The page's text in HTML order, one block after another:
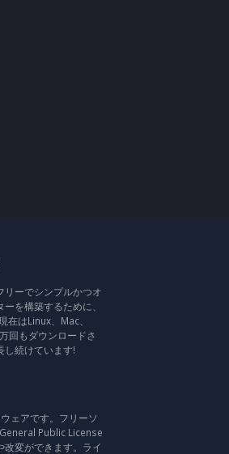
ーでシンプルかつオ
を構築するために、
在はLinux、Mac、
回もダウンロードさ
し続けています!
ェアです。フリーソ
Public License
変ができます。ライ